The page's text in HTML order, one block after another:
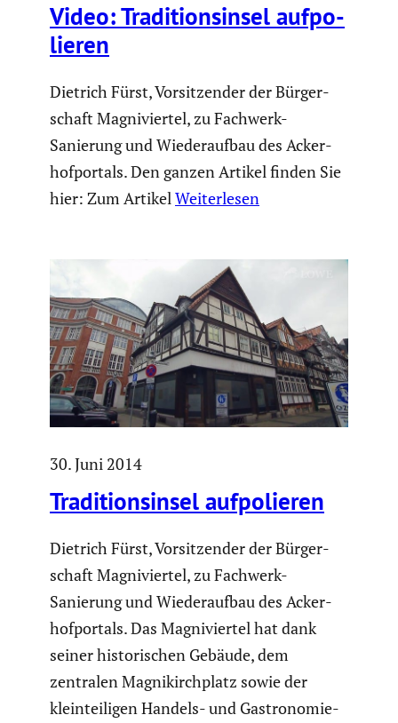
Video: Tradi­ti­ons­insel aufpo­
lieren
Dietrich Fürst, Vorsit­zender der Bürger­
schaft Magni­viertel, zu Fachwerk-
Sanierung und Wieder­aufbau des Acker­
hof­por­tals. Den ganzen Artikel finden Sie
hier: Zum ArtikelWeiterlesen
30. Juni 2014
Tradi­ti­ons­insel aufpo­lieren
Dietrich Fürst, Vorsit­zender der Bürger­
schaft Magni­viertel, zu Fachwerk-
Sanierung und Wieder­aufbau des Acker­
hof­por­tals. Das Magni­viertel hat dank
seiner histo­ri­schen Gebäude, dem
zentralen Magni­kirch­platz sowie der
klein­tei­ligen Handels- und Gastro­no­mie­